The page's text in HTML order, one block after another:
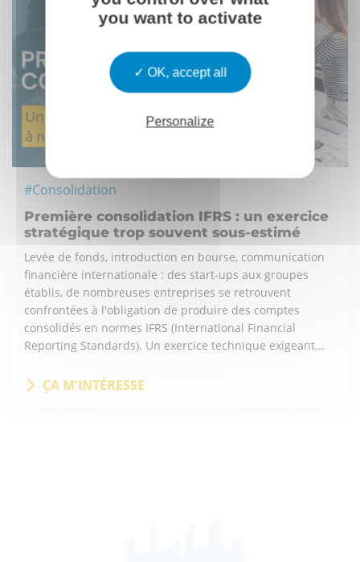
#Consolidation
Première consolidation IFRS : un exercice
stratégique trop souvent sous-estimé
Levée de fonds, introduction en bourse, communication
financière internationale : des start-ups aux groupes
établis, de nombreuses entreprises se retrouvent
confrontées à l'obligation de produire des comptes
consolidés en normes IFRS (International Financial
Reporting Standards). Un exercice technique exigeant...
ÇA M'INTÉRESSE
you want to activate
OK, accept all
Personalize